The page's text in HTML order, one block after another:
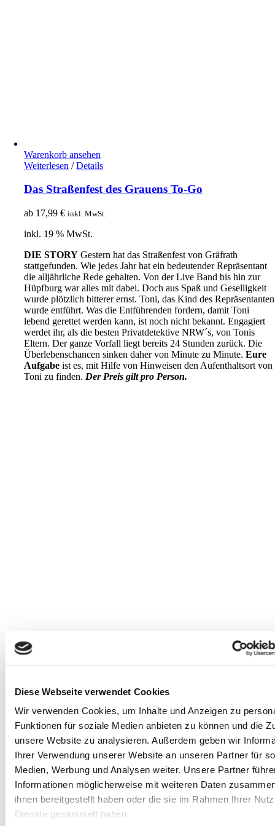
Diese Webseite verwendet Cookies
Wir verwenden Cookies, um Inhalte und Anzeigen zu
Funktionen für soziale Medien anbieten zu können und die
unsere Website zu analysieren. Außerdem geben wir
Ihrer Verwendung unserer Website an unseren Partner für
Medien, Werbung und Analysen weiter. Unsere Partner
Informationen möglicherweise mit weiteren Daten
ihnen bereitgestellt haben oder die sie im Rahmen Ihrer
Dienste gesammelt haben.
Warenkorb ansehen
Weiterlesen / Details
Das Straßenfest des Grauens To-Go
ab 17,99€ inkl. MwSt.
inkl. 19 % MwSt.
DIE STORY Gestern hat das Straßenfest von Gräfrath
stattgefunden. Wie jedes Jahr hat ein bedeutender Repräsentant
die alljährliche Rede gehalten. Von der Live Band bis hin zur
Hüpfburg war alles mit dabei. Doch aus Spaß und Geselligkeit
wurde plötzlich bitterer ernst. Toni, das Kind des Repräsentanten
wurde entführt. Was die Entführenden fordern, damit Toni
lebend gerettet werden kann, ist noch nicht bekannt. Engagiert
werdet ihr, als die besten Privatdetektive NRW´s, von Tonis
Eltern. Der ganze Vorfall liegt bereits 24 Stunden zurück. Die
Überlebenschancen sinken daher von Minute zu Minute.Eure
Aufgabe ist es, mit Hilfe von Hinweisen den Aufenthaltsort von
Toni zu finden. Der Preis gilt pro Person.
Warenkorb ansehen
Weiterlesen / Details
Das geheime Manuskript To-Go
ab 17,99€ inkl. MwSt.
inkl. 19 % MwSt.
Rätseltour "Das geheime Manuskript": Auf den Spuren des
Mönchs Ansgarus